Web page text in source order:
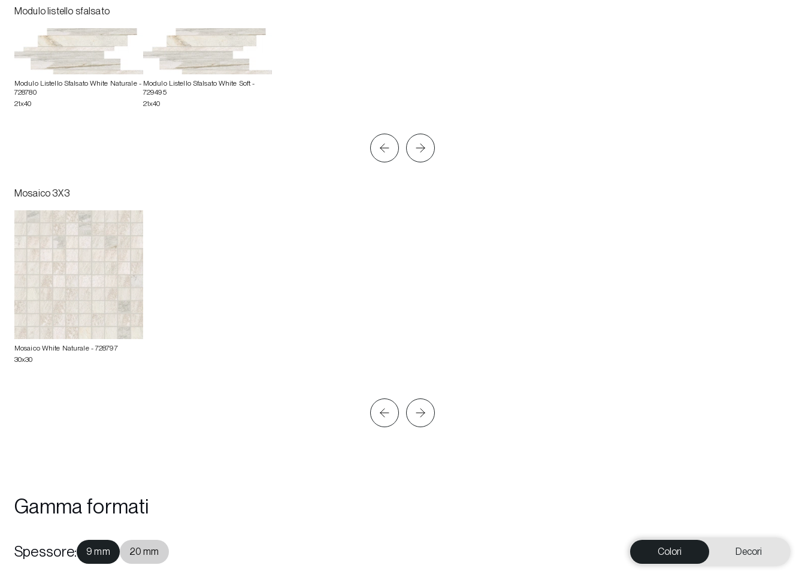
Modulo listello sfalsato
Modulo Listello Sfalsato White Naturale-
728780
21x40
Modulo Listello Sfalsato White Soft-
729495
21x40
Mosaico 3X3
Mosaico White Naturale- 728797
30x30
Gamma formati
Spessore: 9 mm 20 mm Colori Decori